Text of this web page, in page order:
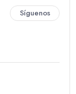
Síguenos